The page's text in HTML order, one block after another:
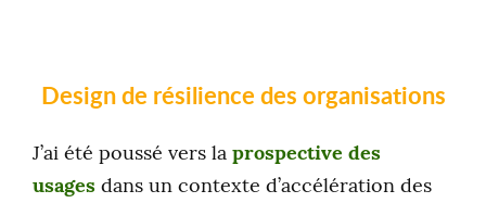
Design de résilience des organisations
J’ai été poussé vers laprospective des
usages dans un contexte d’accélération des